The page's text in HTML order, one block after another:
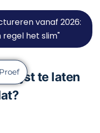
vanaf 2026:
het slim"
lijst te laten